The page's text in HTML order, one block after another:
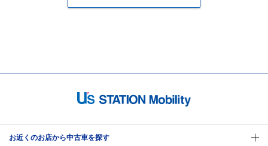
お近くのお店から中古車を探す